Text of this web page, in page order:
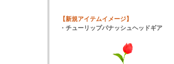
【新規アイテムイメージ】
・チューリップパナッシュヘッドギア